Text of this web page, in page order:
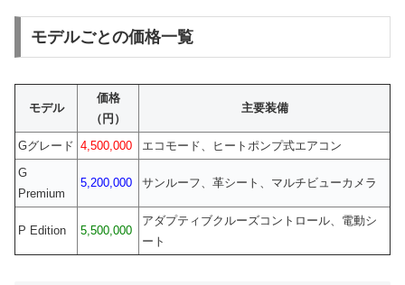
モデルごとの価格一覧
モデル
価格
（円）
主要装備
Gグレード 4,500,000
エコモード、ヒートポンプ式エアコン
G
Premium
5,200,000 サンルーフ、革シート、マルチビューカメラ
P Edition 5,500,000
アダプティブクルーズコントロール、電動シ
ート